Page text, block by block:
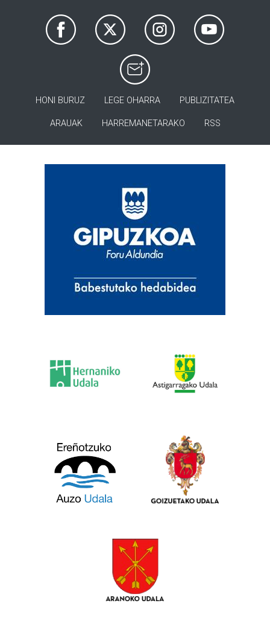
HONI BURUZ LEGE OHARRA PUBLIZITATEA
ARAUAK HARREMANETARAKO RSS